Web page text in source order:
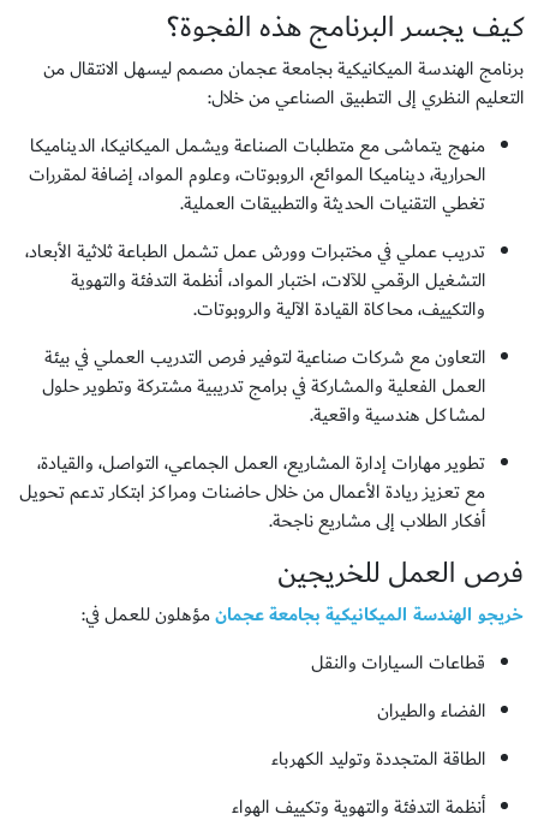
كيف يجسر البرنامج هذه الفجوة؟
برنامج الهندسة الميكانيكية بجامعة عجمان مصمم ليسهل الانتقال من
التعليم النظري إلى التطبيق الصناعي من خلال:
منهج يتماشى مع متطلبات الصناعة ويشمل الميكانيكا، الديناميكا
الحرارية، ديناميكا الموائع، الروبوتات، وعلوم المواد، إضافة لمقررات
تغطي التقنيات الحديثة والتطبيقات العملية.
تدريب عملي في مختبرات وورش عمل تشمل الطباعة ثلاثية الأبعاد،
التشغيل الرقمي للآلات، اختبار المواد، أنظمة التدفئة والتهوية
والتكييف، محاكاة القيادة الآلية والروبوتات.
التعاون مع شركات صناعية لتوفير فرص التدريب العملي في بيئة
العمل الفعلية والمشاركة في برامج تدريبية مشتركة وتطوير حلول
لمشاكل هندسية واقعية.
تطوير مهارات إدارة المشاريع، العمل الجماعي، التواصل، والقيادة،
مع تعزيز ريادة الأعمال من خلال حاضنات ومراكز ابتكار تدعم تحويل
أفكار الطلاب إلى مشاريع ناجحة.
فرص العمل للخريجين
خريجو الهندسة الميكانيكية بجامعة عجمانمؤهلون للعمل في:
قطاعات السيارات والنقل
الفضاء والطيران
الطاقة المتجددة وتوليد الكهرباء
أنظمة التدفئة والتهوية وتكييف الهواء